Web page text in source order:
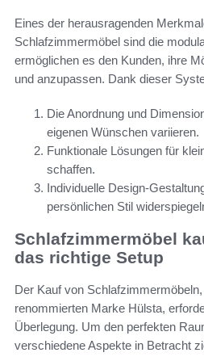
Eines der herausragenden
Schlafzimmermöbel sind die
ermöglichen es den Kunden, ihre
und anzupassen. Dank dieser
Die Anordnung und
eigenen Wünschen variieren.
Funktionale Lösungen für
schaffen.
Individuelle Design-
persönlichen Stil
Schlafzimmermöbel
das richtige Setup
Der Kauf von
renommierten Marke Hülsta,
Überlegung. Um den perfekten
verschiedene Aspekte in Betracht